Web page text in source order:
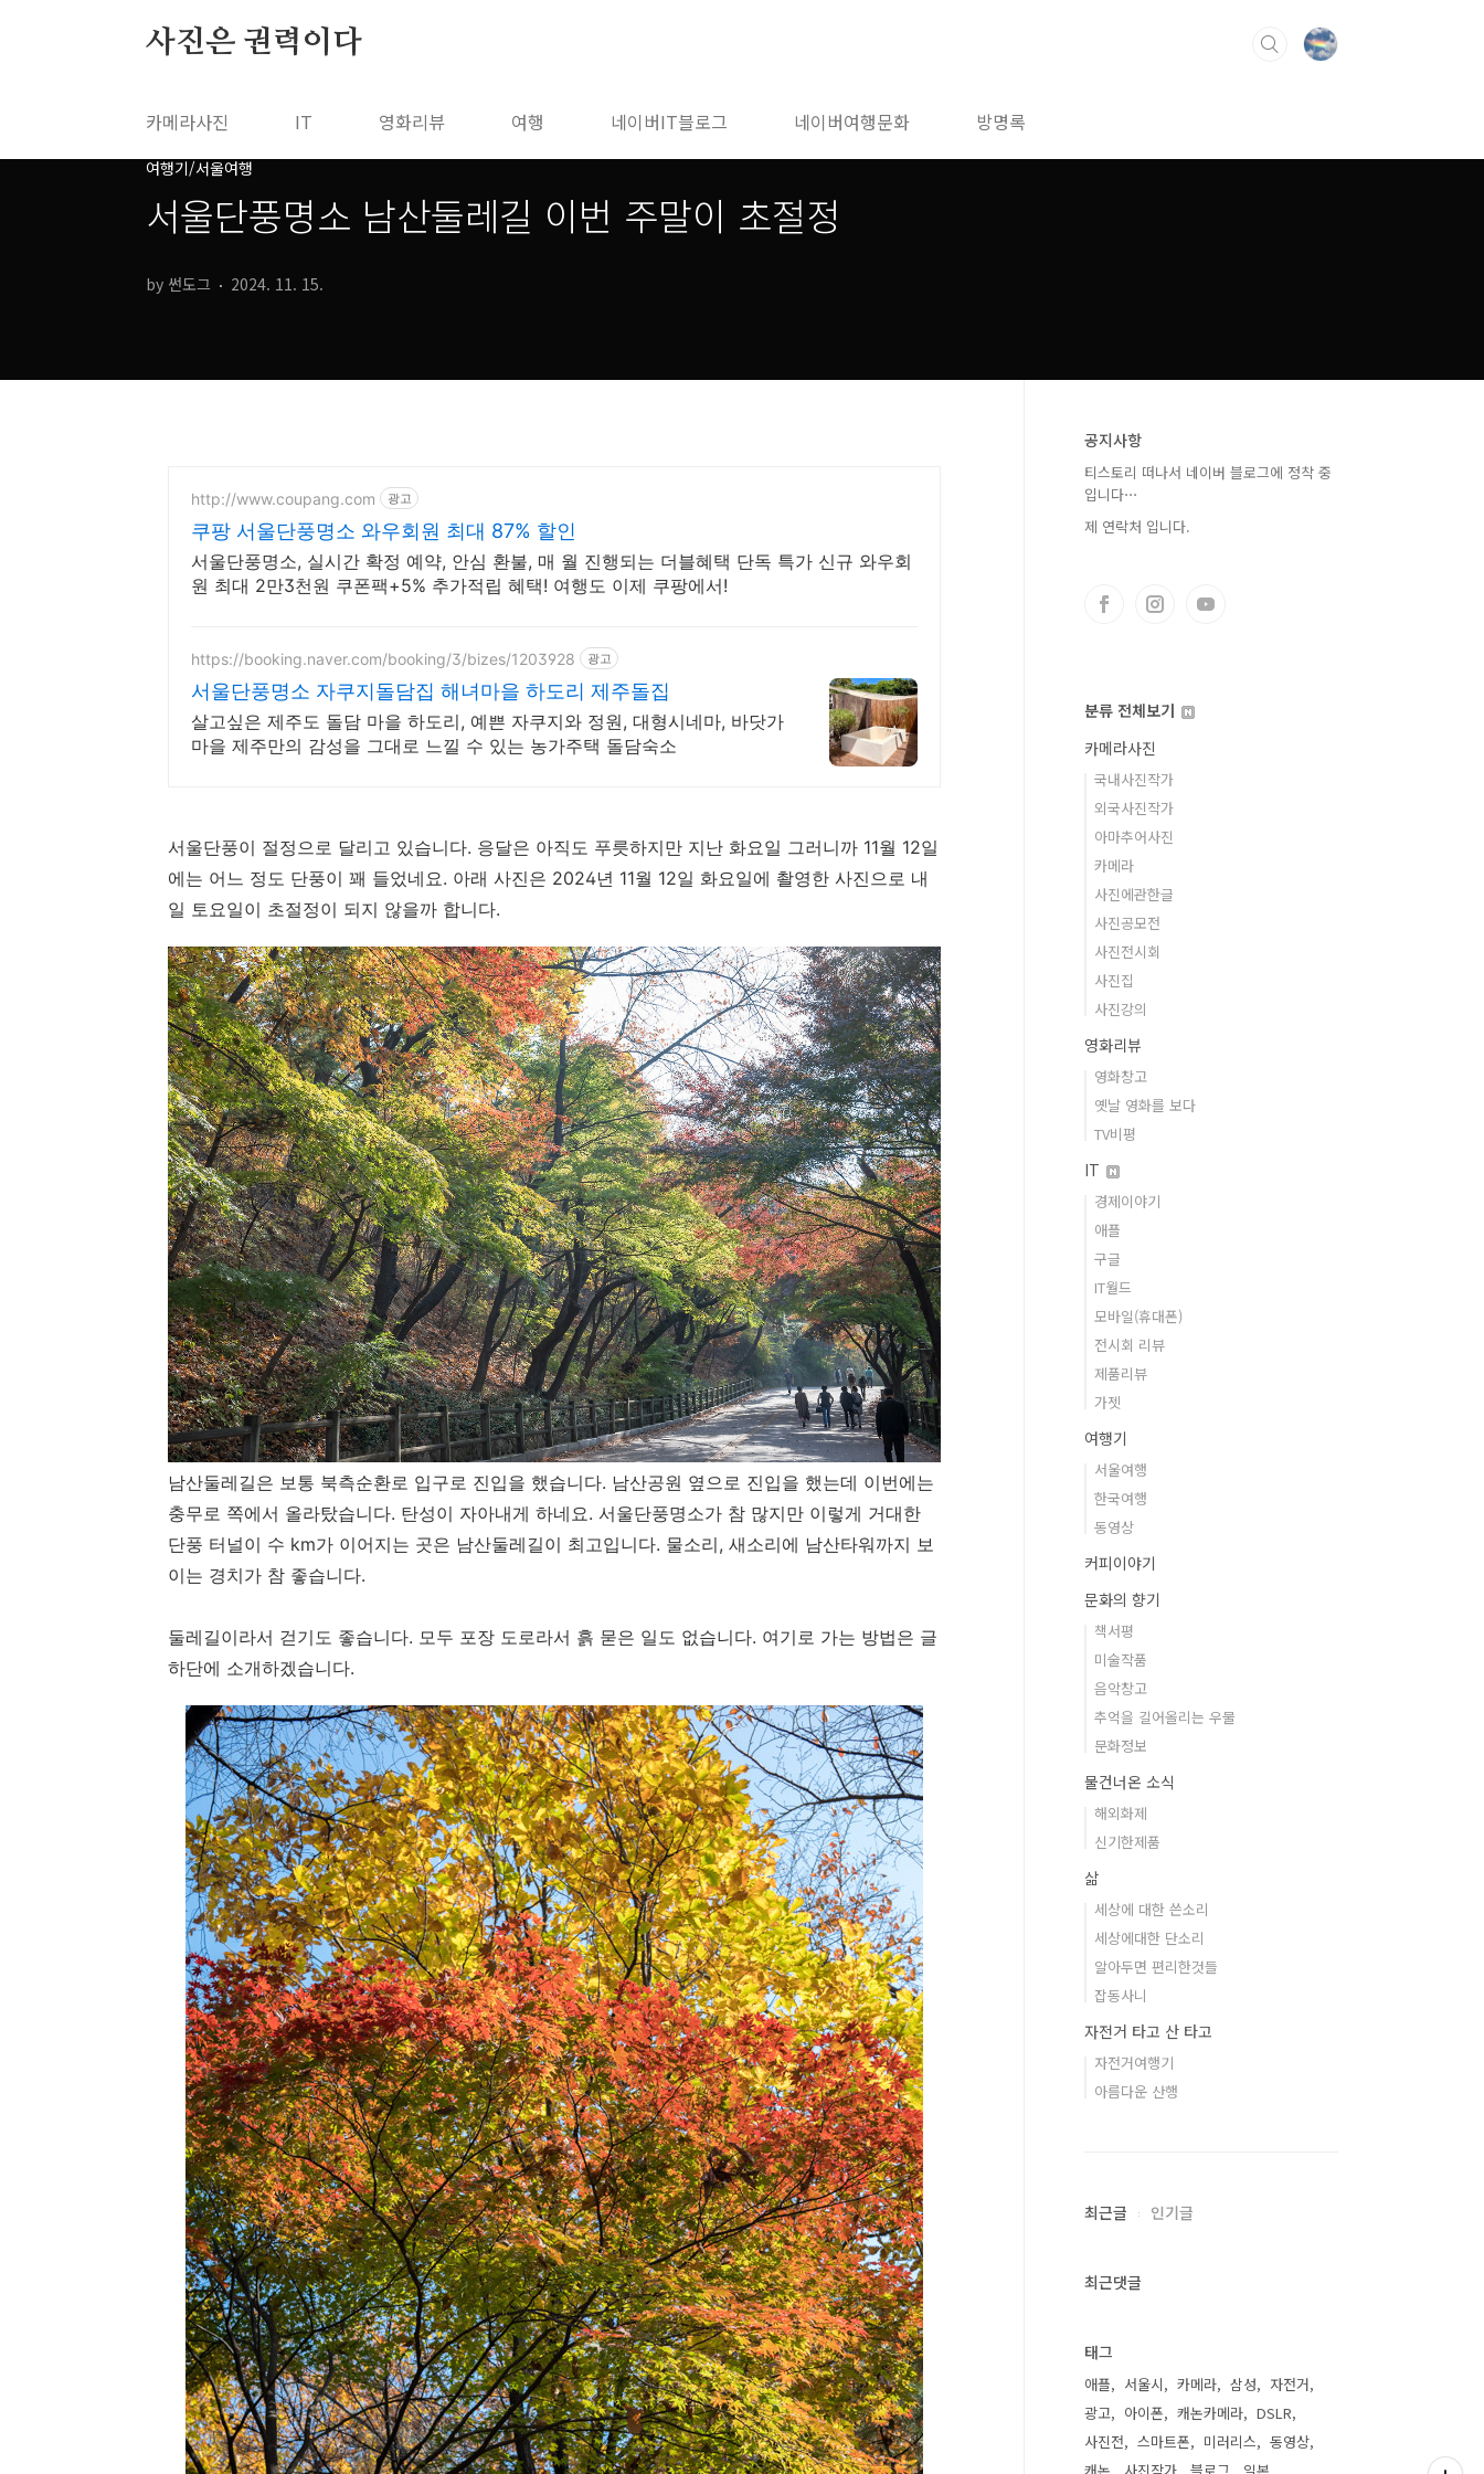
사진은 권력이다
카메라사진 IT 영화리뷰 여행 네이버IT블로그 네이버여행문화 방명록
여행기/서울여행
서울단풍명소 남산둘레길 이번 주말이 초절정
by 썬도그 2024. 11. 15.
http://www.coupang.com 광고
쿠팡 서울단풍명소 와우회원 최대 87% 할인
서울단풍명소, 실시간 확정 예약, 안심 환불, 매 월 진행되는 더블혜택 단독 특가 신규 와우회
원 최대 2만3천원 쿠폰팩+5% 추가적립 혜택! 여행도 이제 쿠팡에서!
https://booking.naver.com/booking/3/bizes/1203928 광고
서울단풍명소 자쿠지돌담집 해녀마을 하도리 제주돌집
살고싶은 제주도 돌담 마을 하도리, 예쁜 자쿠지와 정원, 대형시네마, 바닷가
마을 제주만의 감성을 그대로 느낄 수 있는 농가주택 돌담숙소
서울단풍이 절정으로 달리고 있습니다. 응달은 아직도 푸릇하지만 지난 화요일 그러니까 11월 12일
에는 어느 정도 단풍이 꽤 들었네요. 아래 사진은 2024년 11월 12일 화요일에 촬영한 사진으로 내
일 토요일이 초절정이 되지 않을까 합니다.
남산둘레길은 보통 북측순환로 입구로 진입을 했습니다. 남산공원 옆으로 진입을 했는데 이번에는
충무로 쪽에서 올라탔습니다. 탄성이 자아내게 하네요. 서울단풍명소가 참 많지만 이렇게 거대한
단풍 터널이 수 km가 이어지는 곳은 남산둘레길이 최고입니다. 물소리, 새소리에 남산타워까지 보
이는 경치가 참 좋습니다.
둘레길이라서 걷기도 좋습니다. 모두 포장 도로라서 흙 묻은 일도 없습니다. 여기로 가는 방법은 글
하단에 소개하겠습니다.
공지사항
티스토리 떠나서 네이버 블로그에 정착 중
입니다⋯
제 연락처 입니다.
분류 전체보기
카메라사진
국내사진작가
외국사진작가
아마추어사진
카메라
사진에관한글
사진공모전
사진전시회
사진집
사진강의
영화리뷰
영화창고
옛날 영화를 보다
TV비평
IT
경제이야기
애플
구글
IT월드
모바일(휴대폰)
전시회 리뷰
제품리뷰
가젯
여행기
서울여행
한국여행
동영상
커피이야기
문화의 향기
책서평
미술작품
음악창고
추억을 길어올리는 우물
문화정보
물건너온 소식
해외화제
신기한제품
삶
세상에 대한 쓴소리
세상에대한 단소리
알아두면 편리한것들
잡동사니
자전거 타고 산 타고
자전거여행기
아름다운 산행
최근글 인기글
최근댓글
태그
애플 서울시 카메라 삼성
자전거
광고
아이폰 캐논카메라
DSLR
사진전
스마트폰 미러리스
동영상